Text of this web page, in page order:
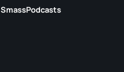
SmassPodcasts